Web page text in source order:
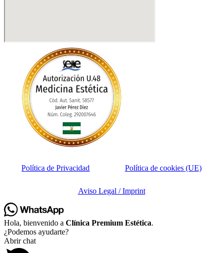
Política de Privacidad Política de cookies (UE)
Aviso Legal / Imprint
Hola, bienvenido a Clínica Premium Estética.
¿Podemos ayudarte?
Abrir chat